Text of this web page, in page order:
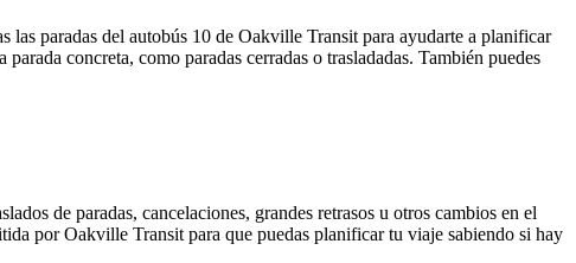
las paradas del autobús 10 de Oakville Transit para ayudarte a planificar
concreta, como paradas cerradas o trasladadas. También puedes
de paradas, cancelaciones, grandes retrasos u otros cambios en el
por Oakville Transit para que puedas planificar tu viaje sabiendo si hay